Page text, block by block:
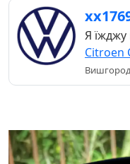
Я їжджу
Citroen